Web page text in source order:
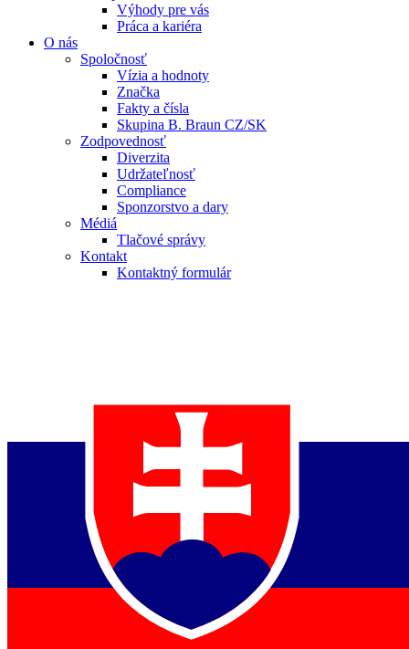
Výhody pre vás
Práca a kariéra
O nás
Spoločnosť
Vízia a hodnoty
Značka
Fakty a čísla
Skupina B. Braun CZ/SK
Zodpovednosť
Diverzita
Udržateľnosť
Compliance
Sponzorstvo a dary
Médiá
Tlačové správy
Kontakt
Kontaktný formulár